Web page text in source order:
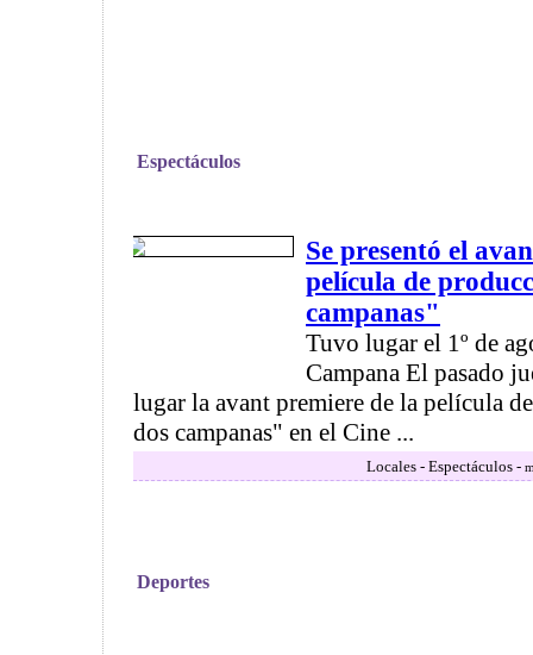
Espectáculos
Se presentó el
película de
campanas"
Tuvo lugar el 1º de
Campana El pasado
lugar la avant premiere de la película
dos campanas" en el Cine ...
Locales - Espectáculos -
Deportes